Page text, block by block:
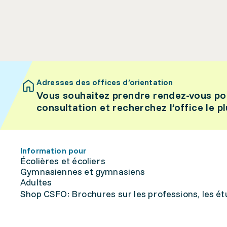
Adresses des offices d’orientation
Vous souhaitez prendre rendez-vous
consultation et recherchez l’office le
Information pour
Écolières et écoliers
Gymnasiennes et gymnasiens
Adultes
Shop CSFO: Brochures sur les professions, les